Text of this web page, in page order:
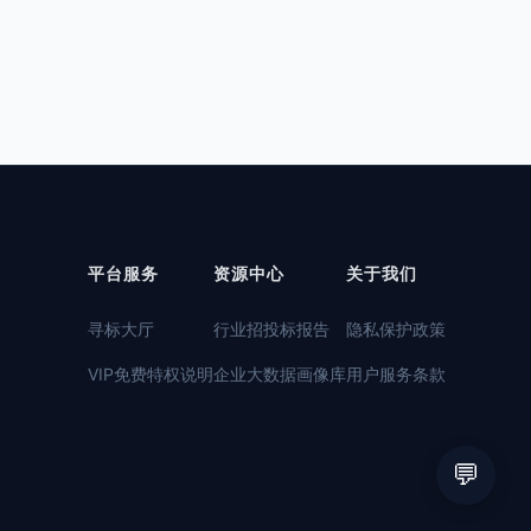
平台服务
寻标大厅
VIP免费特权说明
资源中心
行业招投标报告
企业大数据画像库
关于我们
隐私保护政策
用户服务条款
💬